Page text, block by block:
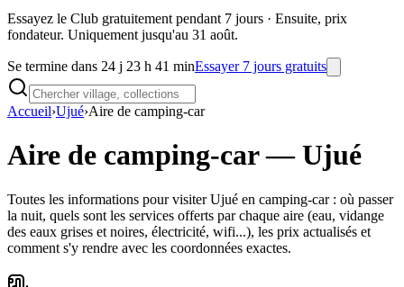
Essayez le Club gratuitement pendant 7 jours · Ensuite, prix
fondateur. Uniquement jusqu'au 31 août.
Se termine dans 24 j 23 h 41 minEssayer 7 jours gratuits
Accueil›Ujué›Aire de camping-car
Aire de camping-car—Ujué
Toutes les informations pour visiter Ujué en camping-car : où passer
la nuit, quels sont les services offerts par chaque aire (eau, vidange
des eaux grises et noires, électricité, wifi...), les prix actualisés et
comment s'y rendre avec les coordonnées exactes.